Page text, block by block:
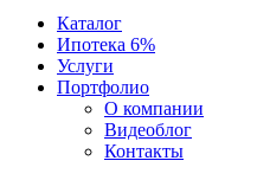
Каталог
Ипотека 6%
Услуги
Портфолио
О компании
Видеоблог
Контакты